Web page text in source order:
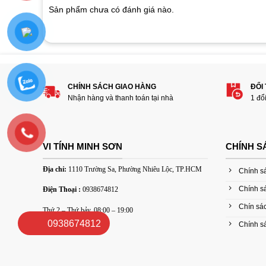
customer
ratings
Sản phẩm chưa có đánh giá nào.
Hãy là người đánh giá đầu tiên cho sản
Đánh giá của bạn
CHÍNH SÁCH GIAO HÀNG
Nhận hàng và thanh toán tại nhà
ĐỔI
1
VI TÍNH MINH SƠN
Địa chỉ: 1110 Trường Sa, Phường Nhiêu Lộc, TP.HCM
Điện Thoại : 0938674812
Thứ 2 – Thứ bảy, 08:00 – 19:00
CHÍNH
Chính
Chính
Chín
Chính
0938674812